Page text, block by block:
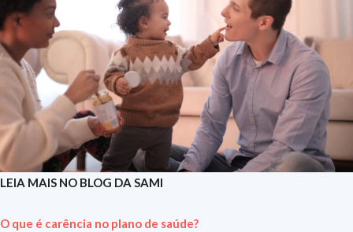
LEIA MAIS NO BLOG DA SAMI
O que é carência no plano de saúde?